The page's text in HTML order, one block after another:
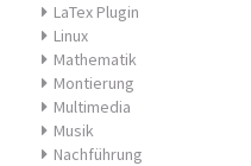
LaTex Plugin
Linux
Mathematik
Montierung
Multimedia
Musik
Nachführung